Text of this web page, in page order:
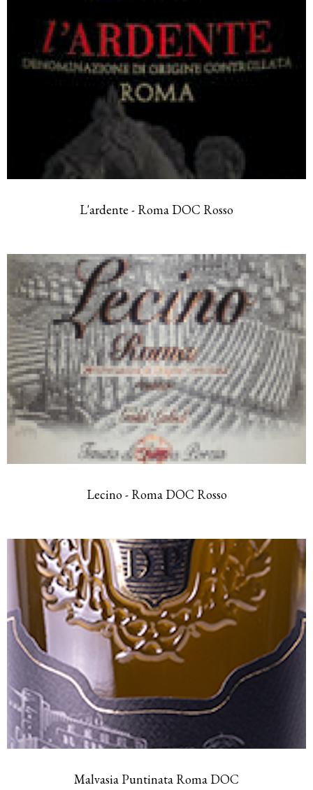
L'ardente - Roma DOC Rosso
Lecino - Roma DOC Rosso
Malvasia Puntinata Roma DOC